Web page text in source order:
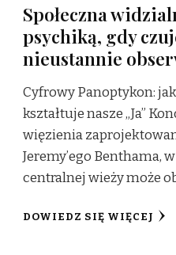
Społeczna
psychiką, gdy
nieustannie
Cyfrowy Panoptykon:
kształtuje nasze „Ja”
więzienia
Jeremy’ego Benthama,
centralnej wieży może
DOWIEDZ SIĘ WIĘCEJ